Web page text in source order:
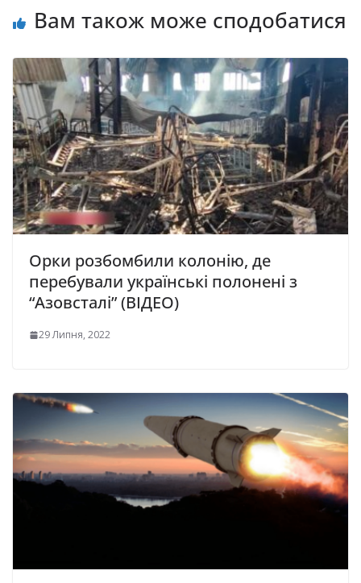
Вам також може сподобатися
Орки розбомбили колонію, де
перебували українські полонені з
“Азовсталі” (ВІДЕО)
29 Липня, 2022